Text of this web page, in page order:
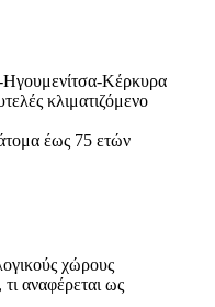
Ηγουμενίτσα-Κέρκυρα
κλιματιζόμενο
έως 75 ετών
χώρους
αναφέρεται ως